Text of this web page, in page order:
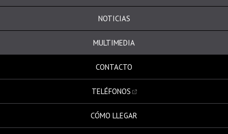
NOTICIAS
MULTIMEDIA
CONTACTO
TELÉFONOS
CÓMO LLEGAR